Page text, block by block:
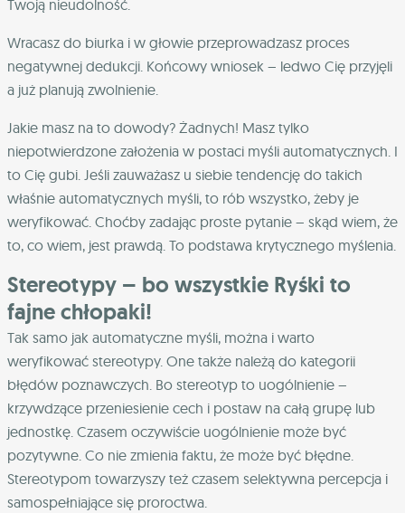
Twoją nieudolność.
Wracasz do biurka i w głowie przeprowadzasz proces
negatywnej dedukcji. Końcowy wniosek – ledwo Cię przyjęli
a już planują zwolnienie.
Jakie masz na to dowody? Żadnych! Masz tylko
niepotwierdzone założenia w postaci myśli automatycznych. I
to Cię gubi. Jeśli zauważasz u siebie tendencję do takich
właśnie automatycznych myśli, to rób wszystko, żeby je
weryfikować. Choćby zadając proste pytanie – skąd wiem, że
to, co wiem, jest prawdą. To podstawa krytycznego myślenia.
Stereotypy – bo wszystkie Ryśki to
fajne chłopaki!
Tak samo jak automatyczne myśli, można i warto
weryfikować stereotypy. One także należą do kategorii
błędów poznawczych. Bo stereotyp to uogólnienie –
krzywdzące przeniesienie cech i postaw na całą grupę lub
jednostkę. Czasem oczywiście uogólnienie może być
pozytywne. Co nie zmienia faktu, że może być błędne.
Stereotypom towarzyszy też czasem selektywna percepcja i
samospełniające się proroctwa.